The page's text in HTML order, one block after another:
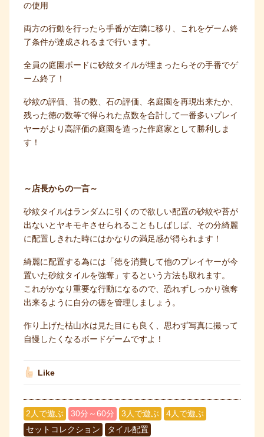
の使用
両方の行動を行ったら手番が左隣に移り、これをゲーム終
了条件が達成されるまで行います。
全員の庭園ボードに砂紋タイルが埋まったらその手番でゲ
ーム終了！
砂紋の評価、苔の数、石の評価、名庭園を再現出来たか、
残った徳の数等で得られた点数を合計して一番多いプレイ
ヤーがより高評価の庭園を造った作庭家として勝利しま
す！
～店長からの一言～
砂紋タイルはランダムに引くので欲しい配置の砂紋や苔が
出ないとヤキモキさせられることもしばしば、その分綺麗
に配置しきれた時にはかなりの満足感が得られます！
綺麗に配置する為には「徳を消費して他のプレイヤーが今
置いた砂紋タイルを強奪」するという方法も取れます。
これがかなり重要な行動になるので、恐れずしっかり強奪
出来るように自分の徳を管理しましょう。
作り上げた枯山水は見た目にも良く、思わず写真に撮って
自慢したくなるボードゲームですよ！
Like
2人で遊ぶ 30分～60分 3人で遊ぶ
4人で遊ぶ
セットコレクション
タイル配置